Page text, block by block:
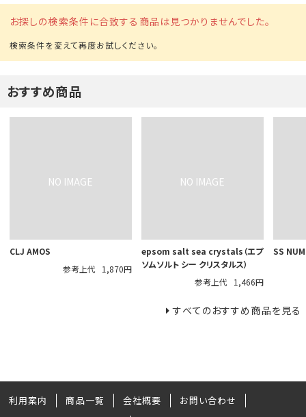
お探しの検索条件に合致する商品は見つかりませんでした。
おすすめ商品
CLJ AMOS
参考上代
1,870円
epsom salt sea crystals（エプ
ソムソルト シー クリスタルス）
参考上代
1,466円
SS
すべてのおすすめ商品を見る
利用案内 商品一覧 会社概要
お問い合わせ